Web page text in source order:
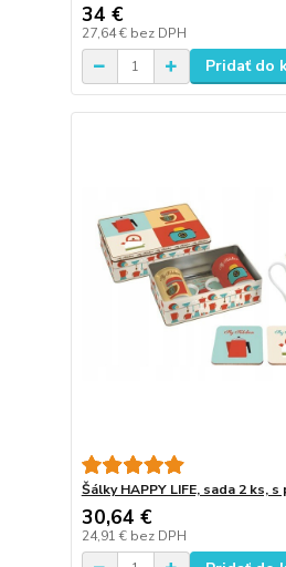
34 €
27,64 € bez DPH
Pridať do
Šálky HAPPY LIFE, sada 2 ks,
30,64 €
24,91 € bez DPH